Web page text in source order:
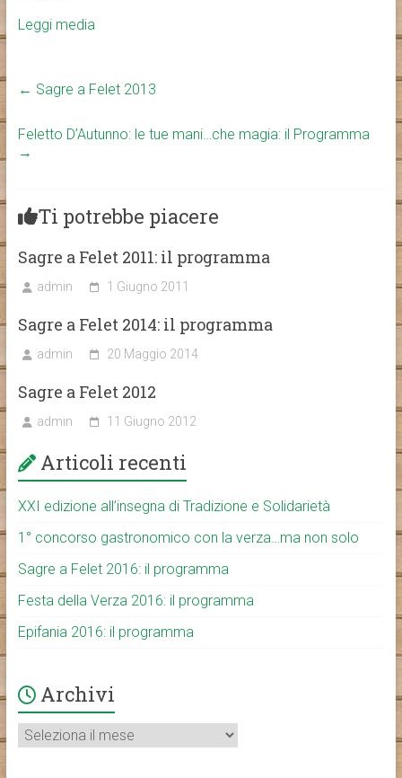
Leggi media
← Sagre a Felet 2013
Feletto D’Autunno: le tue mani…che magia: il Programma
→
Ti potrebbe piacere
Sagre a Felet 2011: il programma
admin 1 Giugno 2011
Sagre a Felet 2014: il programma
admin 20 Maggio 2014
Sagre a Felet 2012
admin 11 Giugno 2012
Articoli recenti
XXI edizione all’insegna di Tradizione e Solidarietà
1° concorso gastronomico con la verza…ma non solo
Sagre a Felet 2016: il programma
Festa della Verza 2016: il programma
Epifania 2016: il programma
Archivi
Archivi